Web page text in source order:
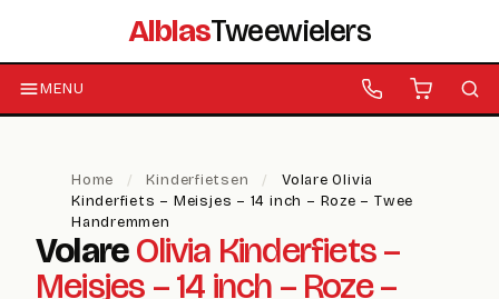
AlblasTweewielers
MENU
Home / Kinderfietsen /
Volare Olivia
Kinderfiets – Meisjes – 14 inch – Roze – Twee
Handremmen
VolareOlivia Kinderfiets –
Meisjes – 14 inch – Roze –